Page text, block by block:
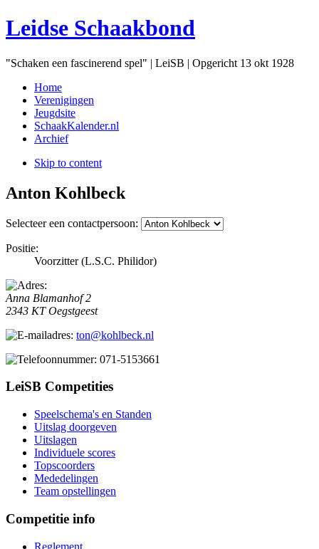
Leidse Schaakbond
"Schaken een fascinerend spel" | LeiSB | Opgericht 13 okt 1928
Home
Verenigingen
Jeugdsite
SchaakKalender.nl
Archief
Skip to content
Anton Kohlbeck
Selecteer een contactpersoon:
Positie:
Voorzitter (L.S.C. Philidor)
Anna Blamanhof 2
2343 KT Oegstgeest
ton@kohlbeck.nl
071-5153661
LeiSB Competities
Speelschema's en Standen
Uitslag doorgeven
Uitslagen
Individuele scores
Topscoorders
Mededelingen
Team opstellingen
Competitie info
Reglement